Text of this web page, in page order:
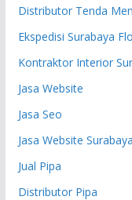
Distributor Tenda
Ekspedisi Surabaya
Kontraktor Interior
Jasa Website
Jasa Seo
Jasa Website Surabaya
Jual Pipa
Distributor Pipa